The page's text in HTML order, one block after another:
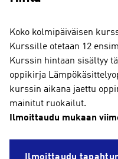
Koko kolmipäiväisen
Kurssille otetaan 12
Kurssin hintaan sisältyy
oppikirja
kurssin aikana jaettu
mainitut ruokailut.
Ilmoittaudu mukaan